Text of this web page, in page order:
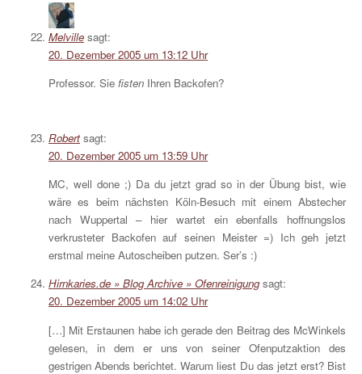
Melville sagt:
20. Dezember 2005 um 13:12 Uhr
Professor. Sie fisten Ihren Backofen?
Robert sagt:
20. Dezember 2005 um 13:59 Uhr
MC, well done ;) Da du jetzt grad so in der Übung bist, wie
wäre es beim nächsten Köln-Besuch mit einem Abstecher
nach Wuppertal – hier wartet ein ebenfalls hoffnungslos
verkrusteter Backofen auf seinen Meister =) Ich geh jetzt
erstmal meine Autoscheiben putzen. Ser’s :)
Hirnkaries.de » Blog Archive » Ofenreinigung sagt:
20. Dezember 2005 um 14:02 Uhr
[…] Mit Erstaunen habe ich gerade den Beitrag des McWinkels
gelesen, in dem er uns von seiner Ofenputzaktion des
gestrigen Abends berichtet. Warum liest Du das jetzt erst? Bist